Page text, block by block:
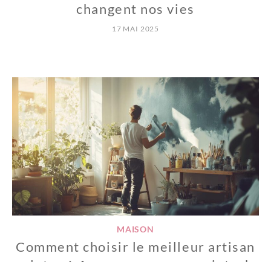
changent nos vies
17 MAI 2025
MAISON
Comment choisir le meilleur artisan